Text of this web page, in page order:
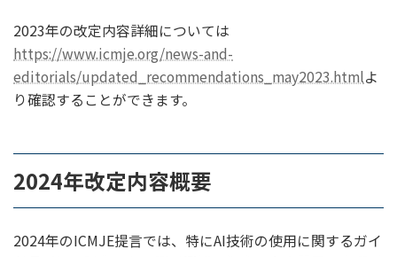
2023年の改定内容詳細については
https://www.icmje.org/news-and-
editorials/updated_recommendations_may2023.htmlよ
り確認することができます。
2024年改定内容概要
2024年のICMJE提言では、特にAI技術の使用に関するガイ